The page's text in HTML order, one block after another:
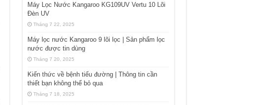
Máy Lọc Nước Kangaroo KG109UV Vertu 10 Lõi
Đèn UV
Tháng 7 22, 2025
Máy lọc nước Kangaroo 9 lõi lọc | Sản phẩm lọc
nước được tin dùng
Tháng 7 20, 2025
Kiến thức về bệnh tiểu đường | Thông tin cần
thiết bạn không thể bỏ qua
Tháng 7 18, 2025